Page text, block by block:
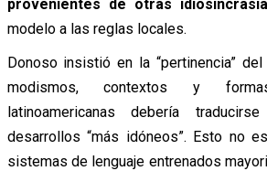
provenientes de otras
modelo a las reglas locales.
Donoso insistió en la “pertinencia”
modismos, contextos y
latinoamericanas debería
desarrollos “más idóneos”. Esto no
sistemas de lenguaje entrenados